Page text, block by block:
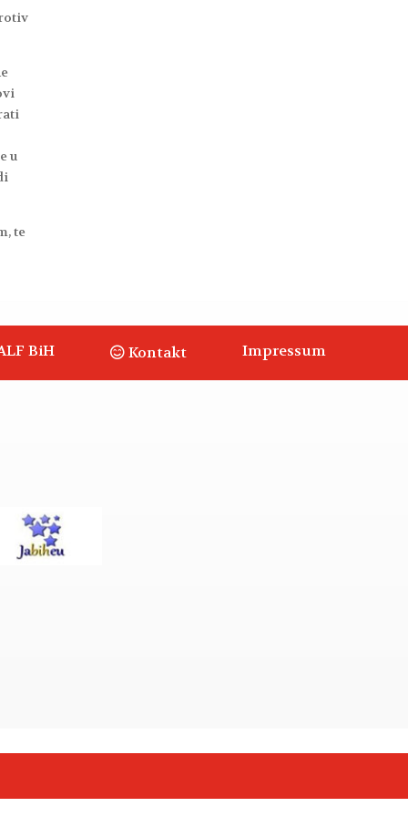
u
te
BiH Kontakt Impressum